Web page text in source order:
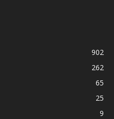
902
262
65
25
9